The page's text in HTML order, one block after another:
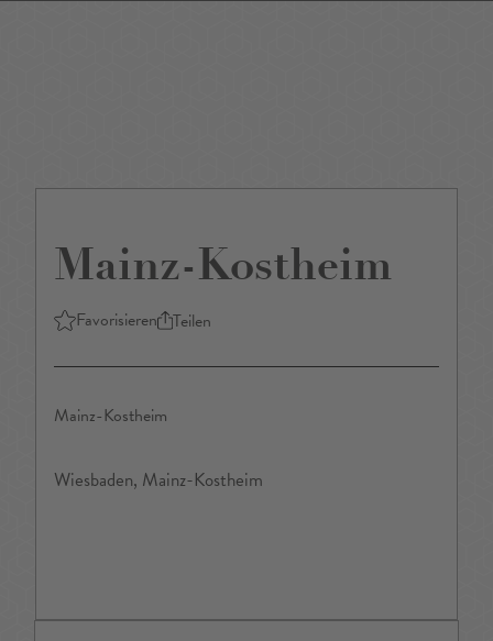
Mainz-Kostheim
Favorisieren Teilen
Mainz-Kostheim
Wiesbaden, Mainz-Kostheim